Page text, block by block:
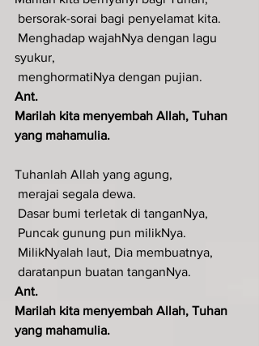
bersorak-sorai bagi penyelamat kita.
syukur,
menghormatiNya dengan pujian.
Ant.
Marilah kita menyembah Allah, Tuhan
yang mahamulia.
Tuhanlah Allah yang agung,
merajai segala dewa.
Dasar bumi terletak di tanganNya,
Puncak gunung pun milikNya.
MilikNyalah laut, Dia membuatnya,
daratanpun buatan tanganNya.
Ant.
Marilah kita menyembah Allah, Tuhan
yang mahamulia.